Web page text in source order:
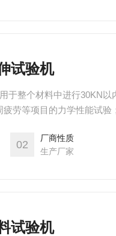
试验机
于整个材料中进行30KN
劳等项目的力学性能试
02
厂商性质
生产厂家
试验机